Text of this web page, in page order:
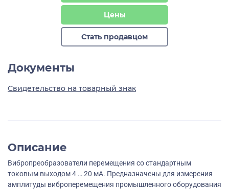
Цены
Стать продавцом
Документы
Свидетельство на товарный знак
Описание
Вибропреобразователи перемещения со стандартным
токовым выходом 4 … 20 мА. Предназначены для измерения
амплитуды виброперемещения промышленного оборудования